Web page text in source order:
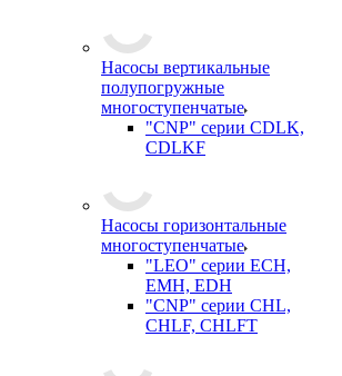
Насосы вертикальные
полупогружные
многоступенчатые
"CNP" серии CDLK,
CDLKF
Насосы горизонтальные
многоступенчатые
"LEO" серии ECH,
EMH, EDH
"CNP" серии CHL,
CHLF, CHLFT